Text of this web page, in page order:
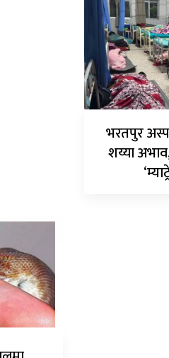
भरतपुर
शय्या